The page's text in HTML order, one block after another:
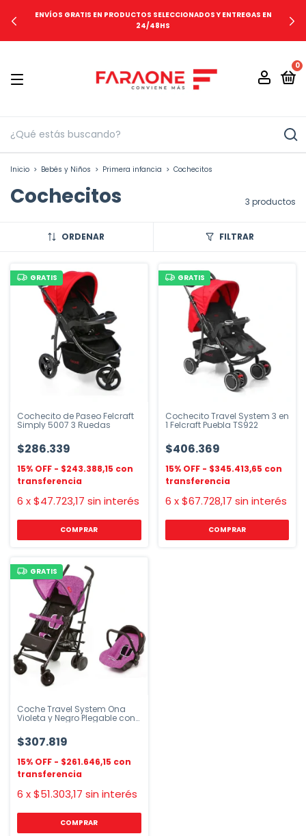
ENVÍOS GRATIS EN PRODUCTOS SELECCIONADOS Y ENTREGAS EN
24/48HS
0
Inicio > Bebés y Niños > Primera infancia > Cochecitos
Cochecitos 3 productos
ORDENAR FILTRAR
GRATIS
Cochecito de Paseo Felcraft
Simply 5007 3 Ruedas
$286.339
$243.388,15
6 x$47.723,17 sin interés
GRATIS
Cochecito Travel System 3 en
1 Felcraft Puebla TS922
$406.369
$345.413,65
6 x$67.728,17 sin interés
GRATIS
Coche Travel System Ona
Violeta y Negro Plegable con
$307.819
$261.646,15
6 x$51.303,17 sin interés